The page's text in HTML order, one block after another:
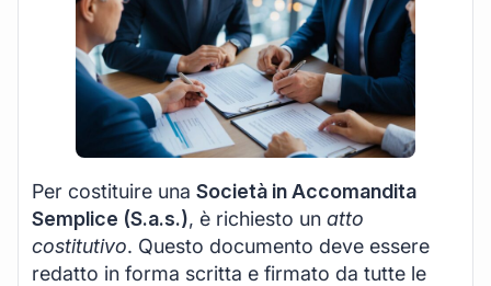
Per costituire una Società in Accomandita
Semplice (S.a.s.), è richiesto un atto
costitutivo. Questo documento deve essere
redatto in forma scritta e firmato da tutte le